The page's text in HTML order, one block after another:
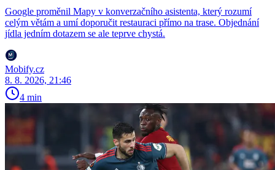
Google proměnil Mapy v konverzačního asistenta, který rozumí
celým větám a umí doporučit restauraci přímo na trase. Objednání
jídla jedním dotazem se ale teprve chystá.
Mobify.cz
8. 8. 2026, 21:46
4 min